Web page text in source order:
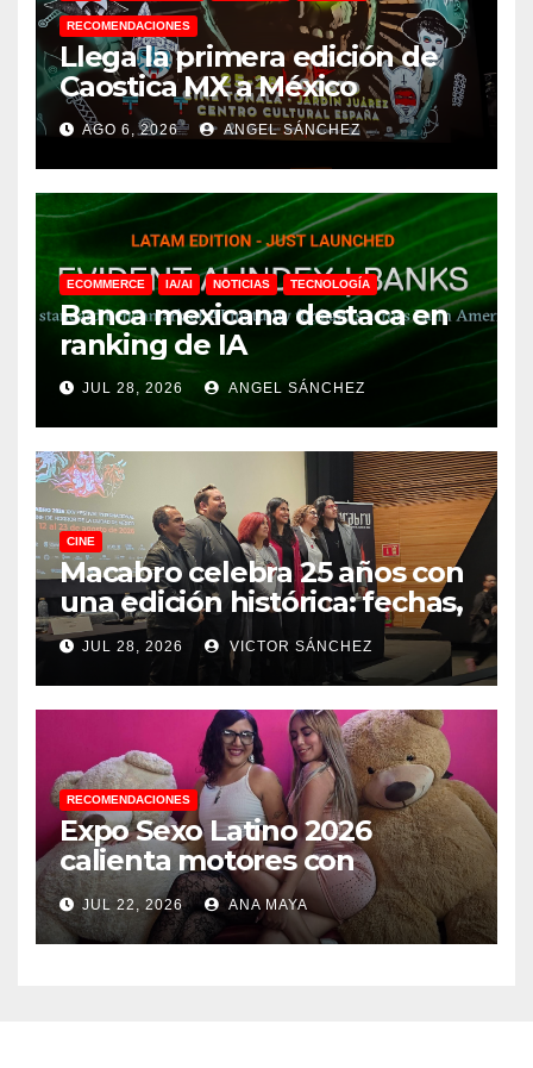
RECOMENDACIONES
Llega la primera edición de
Caostica MX a México
AGO 6, 2026 ANGEL SÁNCHEZ
ECOMMERCE IA/AI NOTICIAS TECNOLOGÍA
Banca mexicana destaca en
ranking de IA
JUL 28, 2026 ANGEL SÁNCHEZ
CINE
Macabro celebra 25 años con
una edición histórica: fechas,
sedes, invitados y todo lo que
debes saber
JUL 28, 2026 VICTOR SÁNCHEZ
RECOMENDACIONES
Expo Sexo Latino 2026
calienta motores con
conferencia de prensa y
anuncia actividades para
todos los gustos
JUL 22, 2026 ANA MAYA